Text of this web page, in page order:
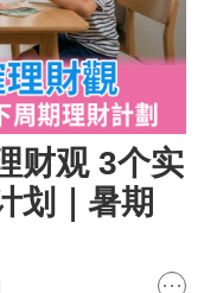
财观 3个实
划｜暑期